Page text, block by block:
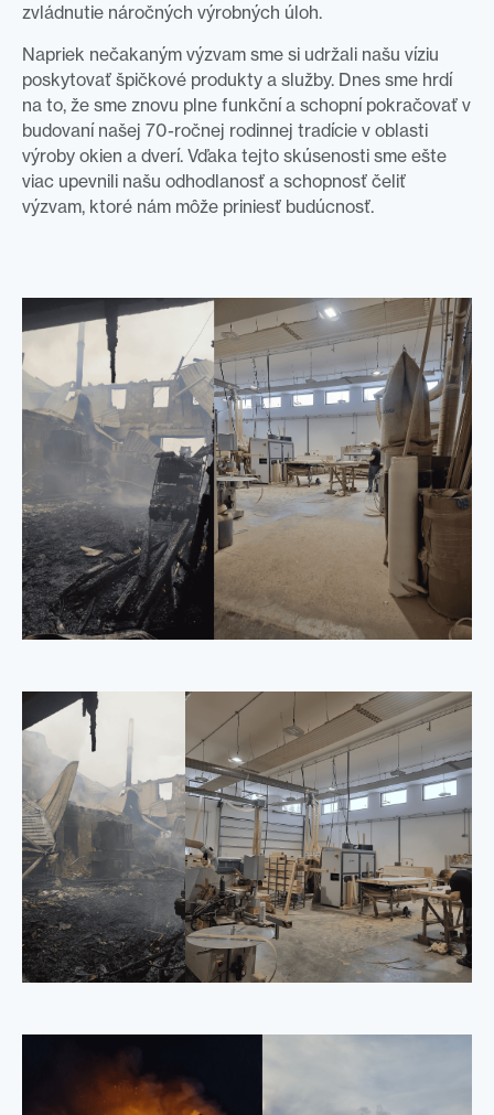
zvládnutie náročných výrobných úloh.
Napriek nečakaným výzvam sme si udržali našu víziu
poskytovať špičkové produkty a služby. Dnes sme hrdí
na to, že sme znovu plne funkční a schopní pokračovať v
budovaní našej 70-ročnej rodinnej tradície v oblasti
výroby okien a dverí. Vďaka tejto skúsenosti sme ešte
viac upevnili našu odhodlanosť a schopnosť čeliť
výzvam, ktoré nám môže priniesť budúcnosť.